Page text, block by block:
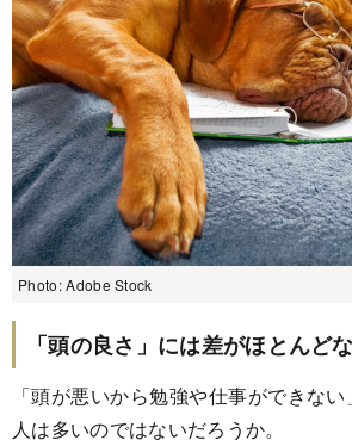
Photo: Adobe Stock
「頭の良さ」には差がほとんど
「頭が悪いから勉強や仕事ができな
人は多いのではないだろうか。